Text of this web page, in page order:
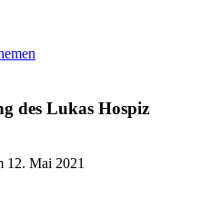
des Lukas Hospiz
12. Mai 2021